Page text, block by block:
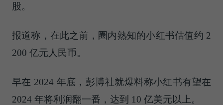
股。
报道称，在此之前，圈内熟知的小红书估值约 2
200 亿元人民币。
早在 2024 年底， 彭博社就爆料称小红书有望在
2024 年将利润翻一番，达到 10 亿美元以上。